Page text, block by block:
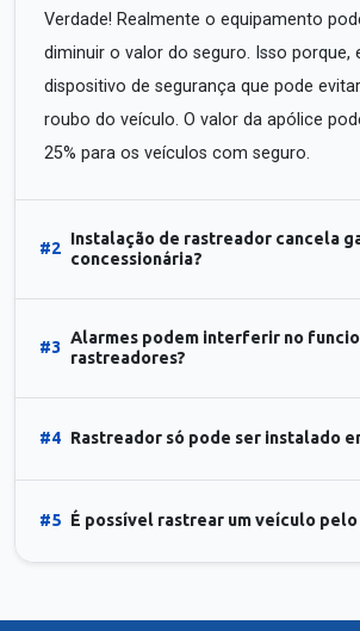
Verdade! Realmente o equipamento
diminuir o valor do seguro. Isso porque,
dispositivo de segurança que pode
roubo do veículo. O valor da apólice
25% para os veículos com seguro.
#2
Instalação de rastreador cancela
concessionária?
#3
Alarmes podem interferir no
rastreadores?
#4 Rastreador só pode ser instalado
#5 É possível rastrear um veículo